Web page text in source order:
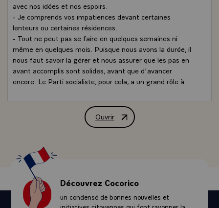
avec nos idées et nos espoirs.
- Je comprends vos impatiences devant certaines
lenteurs ou certaines résidences.
- Tout ne peut pas se faire en quelques semaines ni
même en quelques mois. Puisque nous avons la durée, il
nous faut savoir la gérer et nous assurer que les pas en
avant accomplis sont solides, avant que d'avancer
encore. Le Parti socialiste, pour cela, a un grand rôle à
- Mais il lui faut aussi transmettre au gouvernement le
plonger ses racines, dire leurs revendications, leurs
craintes, leurs espoirs.
- Il doit enfin mobiliser les masses populaires pour
qu'elles prennent toute leur place dans l'action et ne
laissent pas le changement aux seules mains d'une
nouvelle classe dirigeante.
Ouvrir
Message de M. François Mitterrand,
Découvrez Cocorico
un condensé de bonnes nouvelles et